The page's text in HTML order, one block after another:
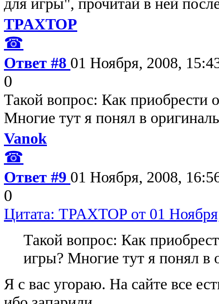
TPAXTOP
☎
Ответ #8 01 Ноября, 2008,
0
Такой вопрос: Как приобрести
Многие тут я понял в
Vanok
☎
Ответ #9 01 Ноября, 2008,
0
Цитата: TPAXTOP от 01
Такой вопрос: Как
игры? Многие тут я понял в
Я с вас угораю. На сайте все